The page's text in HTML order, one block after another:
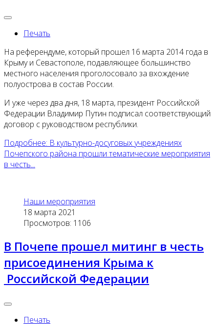
Печать
На референдуме, который прошел 16 марта 2014 года в
Крыму и Севастополе, подавляющее большинство
местного населения проголосовало за вхождение
полуострова в состав России.
И уже через два дня, 18 марта, президент Российской
Федерации Владимир Путин подписал соответствующий
договор с руководством республики.
Подробнее: В культурно-досуговых учреждениях
Почепского района прошли тематические мероприятия
в честь...
Наши мероприятия
18 марта 2021
Просмотров: 1106
В Почепе прошел митинг в честь
присоединения Крыма к
Российской Федерации
Печать